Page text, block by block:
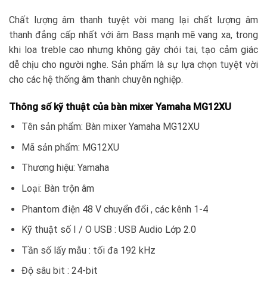
Chất lượng âm thanh tuyệt vời mang lại chất lượng âm
thanh đẳng cấp nhất với âm Bass mạnh mẽ vang xa, trong
khi loa treble cao nhưng không gây chói tai, tạo cảm giác
dễ chịu cho người nghe. Sản phẩm là sự lựa chọn tuyệt vời
cho các hệ thống âm thanh chuyên nghiệp.
Thông số kỹ thuật của bàn mixer Yamaha MG12XU
Tên sản phẩm: Bàn mixer Yamaha MG12XU
Mã sản phẩm: MG12XU
Thương hiệu: Yamaha
Loại: Bàn trộn âm
Phantom điện 48 V chuyển đổi , các kênh 1-4
Kỹ thuật số I / O USB : USB Audio Lớp 2.0
Tần số lấy mẫu : tối đa 192 kHz
Độ sâu bit : 24-bit